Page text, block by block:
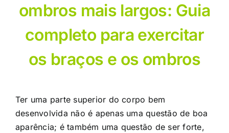
ombros mais largos: Guia
completo para exercitar
os braços e os ombros
Ter uma parte superior do corpo bem
desenvolvida não é apenas uma questão de boa
aparência; é também uma questão de ser forte,